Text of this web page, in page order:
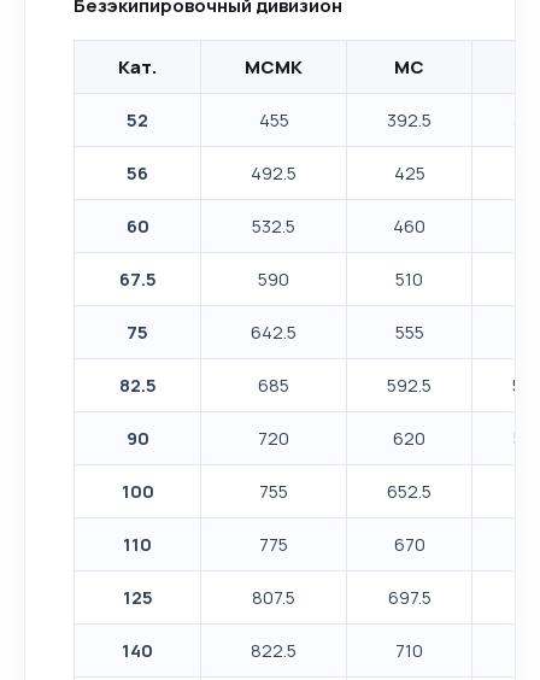
Безэкипировочный дивизион
Кат. МСМК МС
52 455 392.5
56 492.5 425
60 532.5 460
67.5 590 510
75 642.5 555
82.5 685 592.5
90 720 620
100 755 652.5
110 775 670
125 807.5 697.5
140 822.5 710